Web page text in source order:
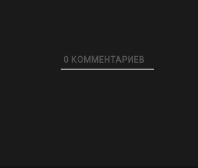
0 КОММЕНТАРИЕВ